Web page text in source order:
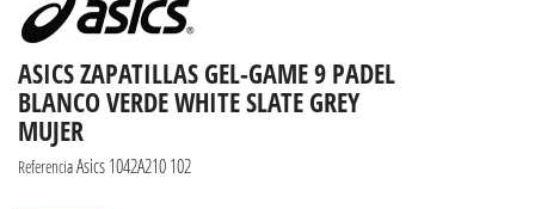
ASICS ZAPATILLAS GEL-GAME 9 PADEL
BLANCO VERDE WHITE SLATE GREY
MUJER
ReferenciaAsics 1042A210 102